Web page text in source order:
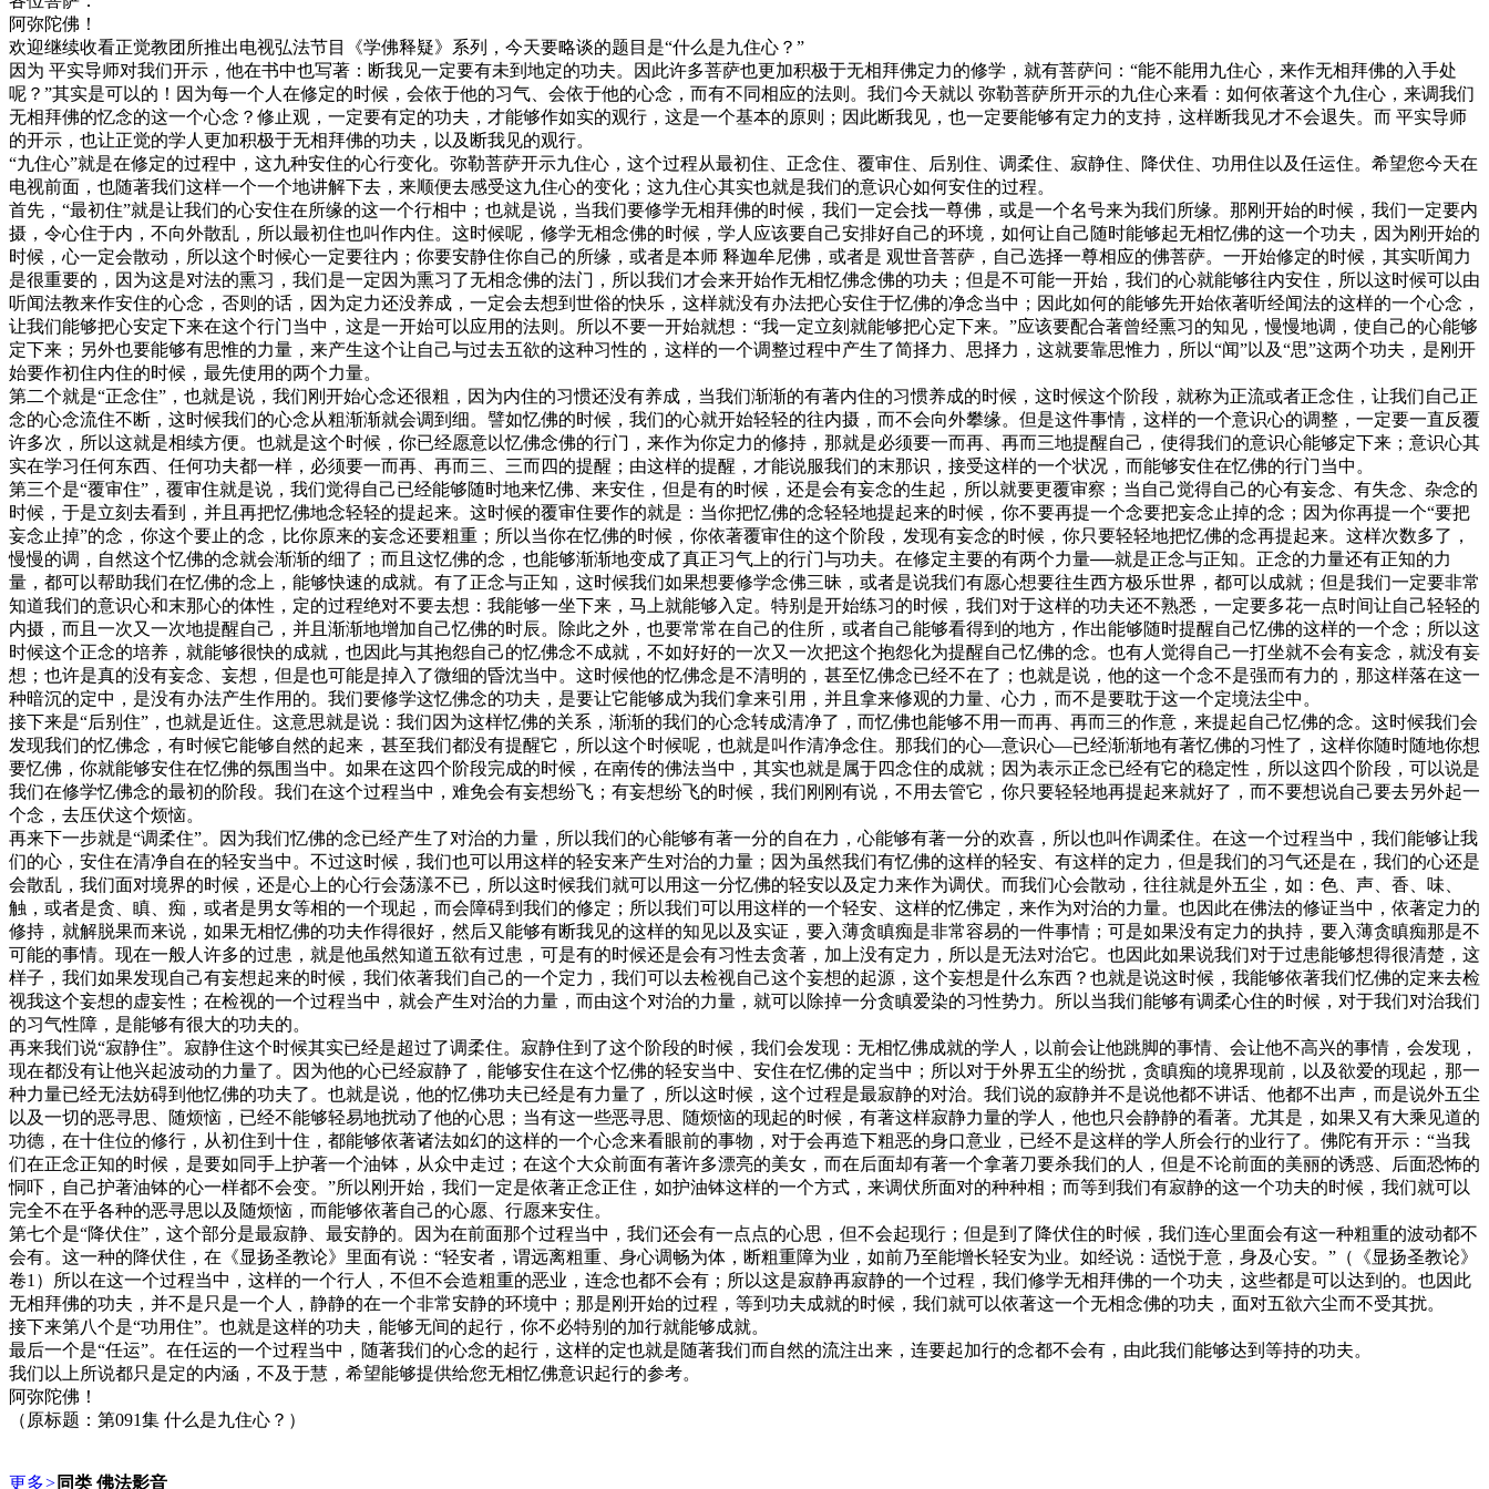
阿弥陀佛！
欢迎继续收看正觉教团所推出电视弘法节目《学佛释疑》系列，今天要略谈的题目是“什么是九住心？”
因为 平实导师对我们开示，他在书中也写著：断我见一定要有未到地定的功夫。因此许多菩萨也更加积极于无相拜佛定力的修学，就有菩萨问：“能不能用九住心，来作无相拜佛的入手处
呢？”其实是可以的！因为每一个人在修定的时候，会依于他的习气、会依于他的心念，而有不同相应的法则。我们今天就以 弥勒菩萨所开示的九住心来看：如何依著这个九住心，来调我们
无相拜佛的忆念的这一个心念？修止观，一定要有定的功夫，才能够作如实的观行，这是一个基本的原则；因此断我见，也一定要能够有定力的支持，这样断我见才不会退失。而 平实导师
的开示，也让正觉的学人更加积极于无相拜佛的功夫，以及断我见的观行。
“九住心”就是在修定的过程中，这九种安住的心行变化。弥勒菩萨开示九住心，这个过程从最初住、正念住、覆审住、后别住、调柔住、寂静住、降伏住、功用住以及任运住。希望您今天在
电视前面，也随著我们这样一个一个地讲解下去，来顺便去感受这九住心的变化；这九住心其实也就是我们的意识心如何安住的过程。
首先，“最初住”就是让我们的心安住在所缘的这一个行相中；也就是说，当我们要修学无相拜佛的时候，我们一定会找一尊佛，或是一个名号来为我们所缘。那刚开始的时候，我们一定要内
摄，令心住于内，不向外散乱，所以最初住也叫作内住。这时候呢，修学无相念佛的时候，学人应该要自己安排好自己的环境，如何让自己随时能够起无相忆佛的这一个功夫，因为刚开始的
时候，心一定会散动，所以这个时候心一定要往内；你要安静住你自己的所缘，或者是本师 释迦牟尼佛，或者是 观世音菩萨，自己选择一尊相应的佛菩萨。一开始修定的时候，其实听闻力
是很重要的，因为这是对法的熏习，我们是一定因为熏习了无相念佛的法门，所以我们才会来开始作无相忆佛念佛的功夫；但是不可能一开始，我们的心就能够往内安住，所以这时候可以由
听闻法教来作安住的心念，否则的话，因为定力还没养成，一定会去想到世俗的快乐，这样就没有办法把心安住于忆佛的净念当中；因此如何的能够先开始依著听经闻法的这样的一个心念，
让我们能够把心安定下来在这个行门当中，这是一开始可以应用的法则。所以不要一开始就想：“我一定立刻就能够把心定下来。”应该要配合著曾经熏习的知见，慢慢地调，使自己的心能够
定下来；另外也要能够有思惟的力量，来产生这个让自己与过去五欲的这种习性的，这样的一个调整过程中产生了简择力、思择力，这就要靠思惟力，所以“闻”以及“思”这两个功夫，是刚开
始要作初住内住的时候，最先使用的两个力量。
第二个就是“正念住”，也就是说，我们刚开始心念还很粗，因为内住的习惯还没有养成，当我们渐渐的有著内住的习惯养成的时候，这时候这个阶段，就称为正流或者正念住，让我们自己正
念的心念流住不断，这时候我们的心念从粗渐渐就会调到细。譬如忆佛的时候，我们的心就开始轻轻的往内摄，而不会向外攀缘。但是这件事情，这样的一个意识心的调整，一定要一直反覆
许多次，所以这就是相续方便。也就是这个时候，你已经愿意以忆佛念佛的行门，来作为你定力的修持，那就是必须要一而再、再而三地提醒自己，使得我们的意识心能够定下来；意识心其
实在学习任何东西、任何功夫都一样，必须要一而再、再而三、三而四的提醒；由这样的提醒，才能说服我们的末那识，接受这样的一个状况，而能够安住在忆佛的行门当中。
第三个是“覆审住”，覆审住就是说，我们觉得自己已经能够随时地来忆佛、来安住，但是有的时候，还是会有妄念的生起，所以就要更覆审察；当自己觉得自己的心有妄念、有失念、杂念的
时候，于是立刻去看到，并且再把忆佛地念轻轻的提起来。这时候的覆审住要作的就是：当你把忆佛的念轻轻地提起来的时候，你不要再提一个念要把妄念止掉的念；因为你再提一个“要把
妄念止掉”的念，你这个要止的念，比你原来的妄念还要粗重；所以当你在忆佛的时候，你依著覆审住的这个阶段，发现有妄念的时候，你只要轻轻地把忆佛的念再提起来。这样次数多了，
慢慢的调，自然这个忆佛的念就会渐渐的细了；而且这忆佛的念，也能够渐渐地变成了真正习气上的行门与功夫。在修定主要的有两个力量──就是正念与正知。正念的力量还有正知的力
量，都可以帮助我们在忆佛的念上，能够快速的成就。有了正念与正知，这时候我们如果想要修学念佛三昧，或者是说我们有愿心想要往生西方极乐世界，都可以成就；但是我们一定要非常
知道我们的意识心和末那心的体性，定的过程绝对不要去想：我能够一坐下来，马上就能够入定。特别是开始练习的时候，我们对于这样的功夫还不熟悉，一定要多花一点时间让自己轻轻的
内摄，而且一次又一次地提醒自己，并且渐渐地增加自己忆佛的时辰。除此之外，也要常常在自己的住所，或者自己能够看得到的地方，作出能够随时提醒自己忆佛的这样的一个念；所以这
时候这个正念的培养，就能够很快的成就，也因此与其抱怨自己的忆佛念不成就，不如好好的一次又一次把这个抱怨化为提醒自己忆佛的念。也有人觉得自己一打坐就不会有妄念，就没有妄
想；也许是真的没有妄念、妄想，但是也可能是掉入了微细的昏沈当中。这时候他的忆佛念是不清明的，甚至忆佛念已经不在了；也就是说，他的这一个念不是强而有力的，那这样落在这一
种暗沉的定中，是没有办法产生作用的。我们要修学这忆佛念的功夫，是要让它能够成为我们拿来引用，并且拿来修观的力量、心力，而不是要耽于这一个定境法尘中。
接下来是“后别住”，也就是近住。这意思就是说：我们因为这样忆佛的关系，渐渐的我们的心念转成清净了，而忆佛也能够不用一而再、再而三的作意，来提起自己忆佛的念。这时候我们会
发现我们的忆佛念，有时候它能够自然的起来，甚至我们都没有提醒它，所以这个时候呢，也就是叫作清净念住。那我们的心—意识心—已经渐渐地有著忆佛的习性了，这样你随时随地你想
要忆佛，你就能够安住在忆佛的氛围当中。如果在这四个阶段完成的时候，在南传的佛法当中，其实也就是属于四念住的成就；因为表示正念已经有它的稳定性，所以这四个阶段，可以说是
我们在修学忆佛念的最初的阶段。我们在这个过程当中，难免会有妄想纷飞；有妄想纷飞的时候，我们刚刚有说，不用去管它，你只要轻轻地再提起来就好了，而不要想说自己要去另外起一
个念，去压伏这个烦恼。
再来下一步就是“调柔住”。因为我们忆佛的念已经产生了对治的力量，所以我们的心能够有著一分的自在力，心能够有著一分的欢喜，所以也叫作调柔住。在这一个过程当中，我们能够让我
们的心，安住在清净自在的轻安当中。不过这时候，我们也可以用这样的轻安来产生对治的力量；因为虽然我们有忆佛的这样的轻安、有这样的定力，但是我们的习气还是在，我们的心还是
会散乱，我们面对境界的时候，还是心上的心行会荡漾不已，所以这时候我们就可以用这一分忆佛的轻安以及定力来作为调伏。而我们心会散动，往往就是外五尘，如：色、声、香、味、
触，或者是贪、瞋、痴，或者是男女等相的一个现起，而会障碍到我们的修定；所以我们可以用这样的一个轻安、这样的忆佛定，来作为对治的力量。也因此在佛法的修证当中，依著定力的
修持，就解脱果而来说，如果无相忆佛的功夫作得很好，然后又能够有断我见的这样的知见以及实证，要入薄贪瞋痴是非常容易的一件事情；可是如果没有定力的执持，要入薄贪瞋痴那是不
可能的事情。现在一般人许多的过患，就是他虽然知道五欲有过患，可是有的时候还是会有习性去贪著，加上没有定力，所以是无法对治它。也因此如果说我们对于过患能够想得很清楚，这
样子，我们如果发现自己有妄想起来的时候，我们依著我们自己的一个定力，我们可以去检视自己这个妄想的起源，这个妄想是什么东西？也就是说这时候，我能够依著我们忆佛的定来去检
视我这个妄想的虚妄性；在检视的一个过程当中，就会产生对治的力量，而由这个对治的力量，就可以除掉一分贪瞋爱染的习性势力。所以当我们能够有调柔心住的时候，对于我们对治我们
的习气性障，是能够有很大的功夫的。
再来我们说“寂静住”。寂静住这个时候其实已经是超过了调柔住。寂静住到了这个阶段的时候，我们会发现：无相忆佛成就的学人，以前会让他跳脚的事情、会让他不高兴的事情，会发现，
现在都没有让他兴起波动的力量了。因为他的心已经寂静了，能够安住在这个忆佛的轻安当中、安住在忆佛的定当中；所以对于外界五尘的纷扰，贪瞋痴的境界现前，以及欲爱的现起，那一
种力量已经无法妨碍到他忆佛的功夫了。也就是说，他的忆佛功夫已经是有力量了，所以这时候，这个过程是最寂静的对治。我们说的寂静并不是说他都不讲话、他都不出声，而是说外五尘
以及一切的恶寻思、随烦恼，已经不能够轻易地扰动了他的心思；当有这一些恶寻思、随烦恼的现起的时候，有著这样寂静力量的学人，他也只会静静的看著。尤其是，如果又有大乘见道的
功德，在十住位的修行，从初住到十住，都能够依著诸法如幻的这样的一个心念来看眼前的事物，对于会再造下粗恶的身口意业，已经不是这样的学人所会行的业行了。佛陀有开示：“当我
们在正念正知的时候，是要如同手上护著一个油钵，从众中走过；在这个大众前面有著许多漂亮的美女，而在后面却有著一个拿著刀要杀我们的人，但是不论前面的美丽的诱惑、后面恐怖的
恫吓，自己护著油钵的心一样都不会变。”所以刚开始，我们一定是依著正念正住，如护油钵这样的一个方式，来调伏所面对的种种相；而等到我们有寂静的这一个功夫的时候，我们就可以
完全不在乎各种的恶寻思以及随烦恼，而能够依著自己的心愿、行愿来安住。
第七个是“降伏住”，这个部分是最寂静、最安静的。因为在前面那个过程当中，我们还会有一点点的心思，但不会起现行；但是到了降伏住的时候，我们连心里面会有这一种粗重的波动都不
会有。这一种的降伏住，在《显扬圣教论》里面有说：“轻安者，谓远离粗重、身心调畅为体，断粗重障为业，如前乃至能增长轻安为业。如经说：适悦于意，身及心安。”（《显扬圣教论》
卷1）所以在这一个过程当中，这样的一个行人，不但不会造粗重的恶业，连念也都不会有；所以这是寂静再寂静的一个过程，我们修学无相拜佛的一个功夫，这些都是可以达到的。也因此
无相拜佛的功夫，并不是只是一个人，静静的在一个非常安静的环境中；那是刚开始的过程，等到功夫成就的时候，我们就可以依著这一个无相念佛的功夫，面对五欲六尘而不受其扰。
接下来第八个是“功用住”。也就是这样的功夫，能够无间的起行，你不必特别的加行就能够成就。
最后一个是“任运”。在任运的一个过程当中，随著我们的心念的起行，这样的定也就是随著我们而自然的流注出来，连要起加行的念都不会有，由此我们能够达到等持的功夫。
我们以上所说都只是定的内涵，不及于慧，希望能够提供给您无相忆佛意识起行的参考。
阿弥陀佛！
（原标题：第091集 什么是九住心？）
更多> 同类 佛法影音